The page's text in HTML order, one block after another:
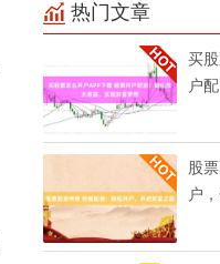
热门文章
买
户
股
户